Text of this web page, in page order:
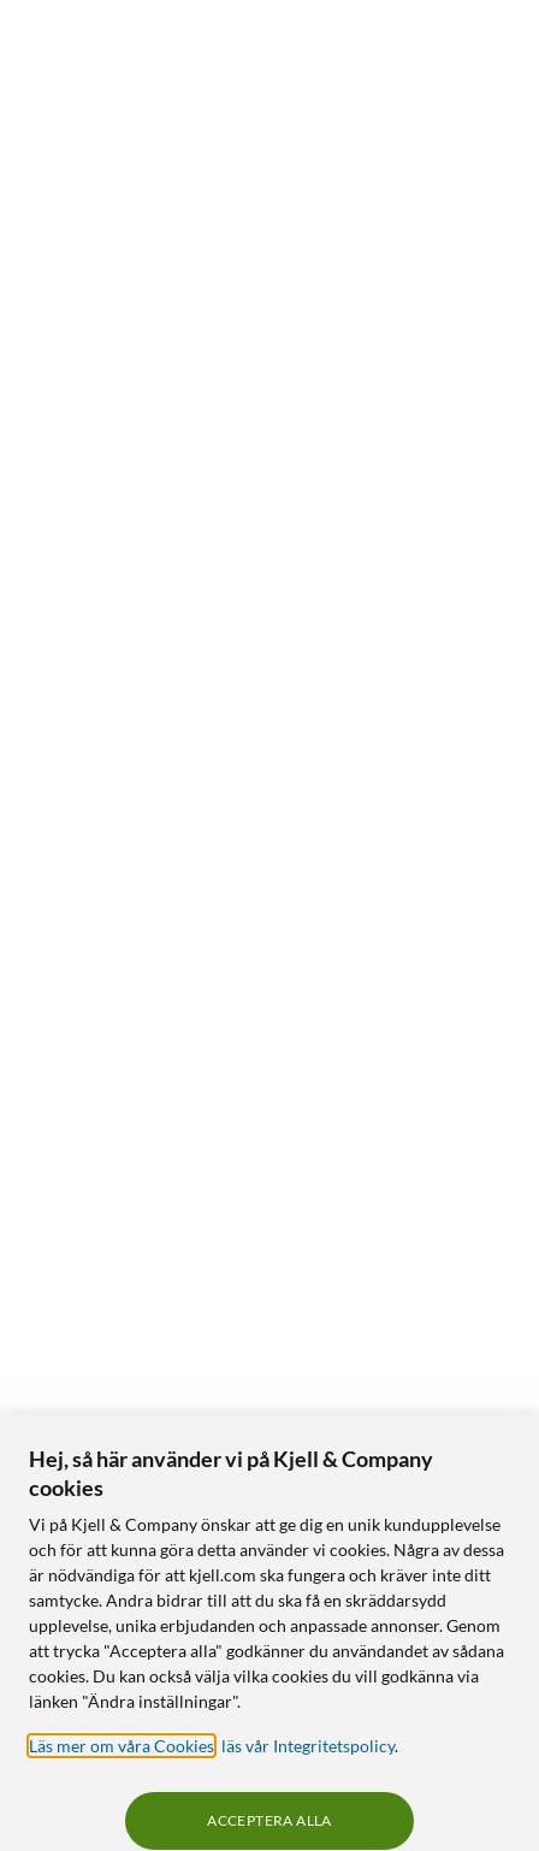
Hej, så här använder vi på Kjell & Company
cookies
Vi på Kjell & Company önskar att ge dig en unik kundupplevelse
och för att kunna göra detta använder vi cookies. Några av dessa
är nödvändiga för att kjell.com ska fungera och kräver inte ditt
samtycke. Andra bidrar till att du ska få en skräddarsydd
upplevelse, unika erbjudanden och anpassade annonser. Genom
att trycka "Acceptera alla" godkänner du användandet av sådana
cookies. Du kan också välja vilka cookies du vill godkänna via
länken "Ändra inställningar".
Läs mer om våra Cookies läs vår Integritetspolicy.
ACCEPTERA ALLA